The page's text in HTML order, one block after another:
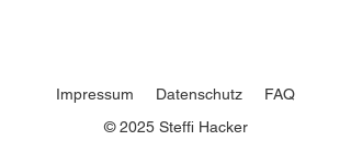
Impressum Datenschutz
FAQ
© 2025 Steffi Hacker